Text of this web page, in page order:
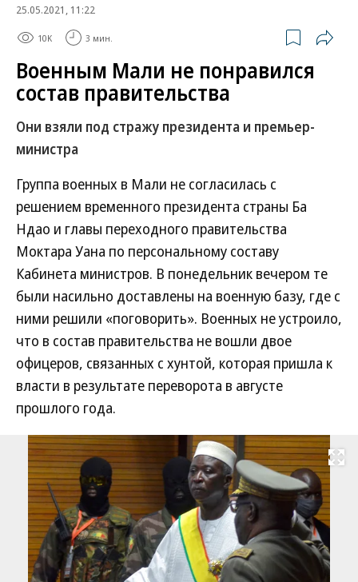
25.05.2021, 11:22
10K 3 мин.
Военным Мали не понравился
состав правительства
Они взяли под стражу президента и премьер-
министра
Группа военных в Мали не согласилась с
решением временного президента страны Ба
Ндао и главы переходного правительства
Моктара Уана по персональному составу
Кабинета министров. В понедельник вечером те
были насильно доставлены на военную базу, где с
ними решили «поговорить». Военных не устроило,
что в состав правительства не вошли двое
офицеров, связанных с хунтой, которая пришла к
власти в результате переворота в августе
прошлого года.
Развернуть